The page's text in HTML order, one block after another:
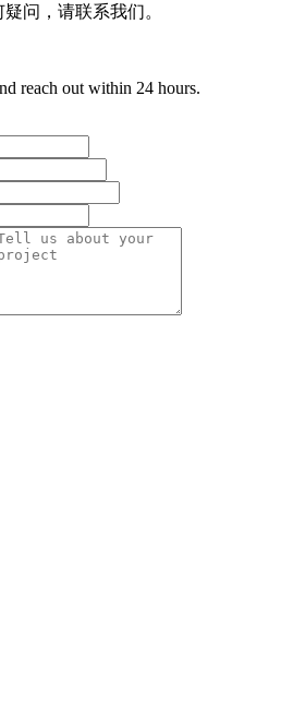
问，请联系我们。
reach out within 24 hours.